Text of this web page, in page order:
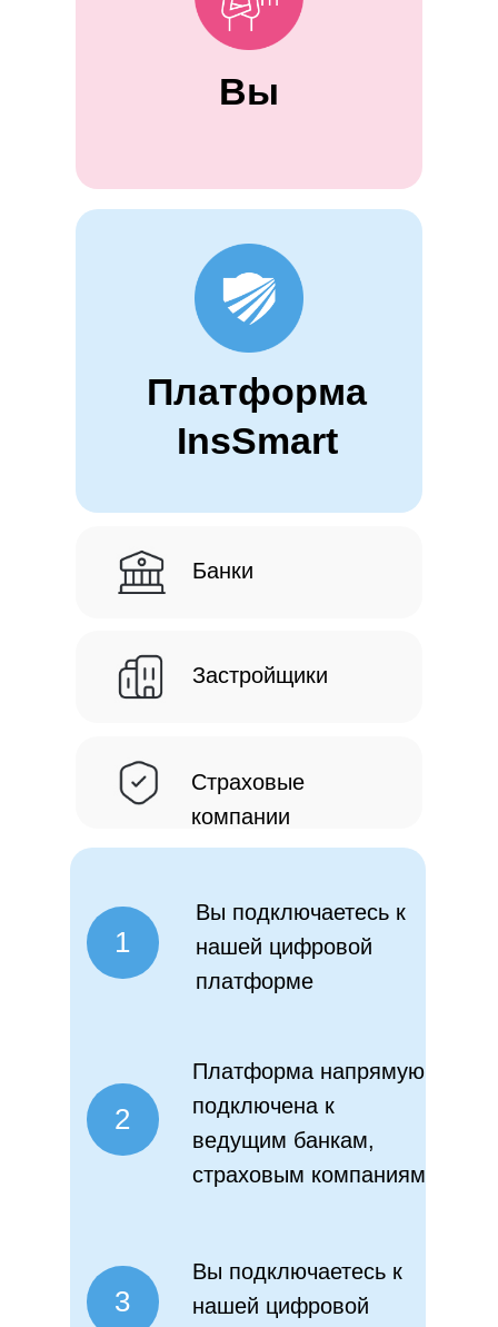
Вы
Платформа
InsSmart
Банки
Застройщики
Страховые
компании
1
Вы подключаетесь к
нашей цифровой
платформе
2
Платформа напрямую
подключена к
ведущим банкам,
страховым компаниям
3
Вы подключаетесь к
нашей цифровой